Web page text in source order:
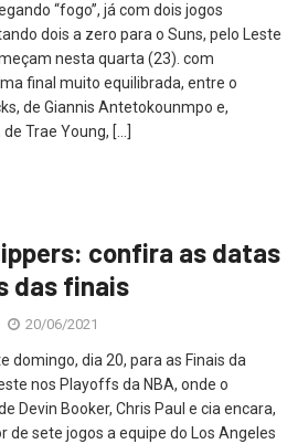
“fogo”, já com dois jogos
dois a zero para o Suns, pelo Leste
nesta quarta (23). com
final muito equilibrada, entre o
de Giannis Antetokounmpo e,
Trae Young, […]
confira as datas
das finais
20/06/2021
domingo, dia 20, para as Finais da
nos Playoffs da NBA, onde o
Devin Booker, Chris Paul e cia encara,
de sete jogos a equipe do Los Angeles